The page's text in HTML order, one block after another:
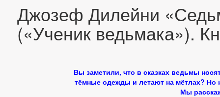
Джозеф Дилейни
(«Ученик ведьмака»).
Вы заметили, что в сказках ведьмы
тёмные одежды и летают на мётлах? Но
Мы